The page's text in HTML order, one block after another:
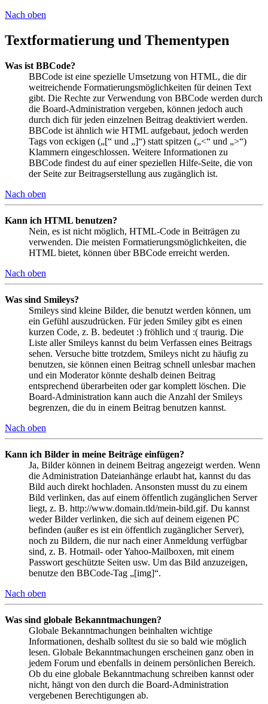
Nach oben
Textformatierung und Thementypen
Was ist BBCode?
BBCode ist eine spezielle Umsetzung von HTML, die dir
weitreichende Formatierungsmöglichkeiten für deinen Text
gibt. Die Rechte zur Verwendung von BBCode werden durch
die Board-Administration vergeben, können jedoch auch
durch dich für jeden einzelnen Beitrag deaktiviert werden.
BBCode ist ähnlich wie HTML aufgebaut, jedoch werden
Tags von eckigen („[“ und „]“) statt spitzen („<“ und „>“)
Klammern eingeschlossen. Weitere Informationen zu
BBCode findest du auf einer speziellen Hilfe-Seite, die von
der Seite zur Beitragserstellung aus zugänglich ist.
Nach oben
Kann ich HTML benutzen?
Nein, es ist nicht möglich, HTML-Code in Beiträgen zu
verwenden. Die meisten Formatierungsmöglichkeiten, die
HTML bietet, können über BBCode erreicht werden.
Nach oben
Was sind Smileys?
Smileys sind kleine Bilder, die benutzt werden können, um
ein Gefühl auszudrücken. Für jeden Smiley gibt es einen
kurzen Code, z. B. bedeutet :) fröhlich und :( traurig. Die
Liste aller Smileys kannst du beim Verfassen eines Beitrags
sehen. Versuche bitte trotzdem, Smileys nicht zu häufig zu
benutzen, sie können einen Beitrag schnell unlesbar machen
und ein Moderator könnte deshalb deinen Beitrag
entsprechend überarbeiten oder gar komplett löschen. Die
Board-Administration kann auch die Anzahl der Smileys
begrenzen, die du in einem Beitrag benutzen kannst.
Nach oben
Kann ich Bilder in meine Beiträge einfügen?
Ja, Bilder können in deinem Beitrag angezeigt werden. Wenn
die Administration Dateianhänge erlaubt hat, kannst du das
Bild auch direkt hochladen. Ansonsten musst du zu einem
Bild verlinken, das auf einem öffentlich zugänglichen Server
liegt, z. B. http://www.domain.tld/mein-bild.gif. Du kannst
weder Bilder verlinken, die sich auf deinem eigenen PC
befinden (außer es ist ein öffentlich zugänglicher Server),
noch zu Bildern, die nur nach einer Anmeldung verfügbar
sind, z. B. Hotmail- oder Yahoo-Mailboxen, mit einem
Passwort geschützte Seiten usw. Um das Bild anzuzeigen,
benutze den BBCode-Tag „[img]“.
Nach oben
Was sind globale Bekanntmachungen?
Globale Bekanntmachungen beinhalten wichtige
Informationen, deshalb solltest du sie so bald wie möglich
lesen. Globale Bekanntmachungen erscheinen ganz oben in
jedem Forum und ebenfalls in deinem persönlichen Bereich.
Ob du eine globale Bekanntmachung schreiben kannst oder
nicht, hängt von den durch die Board-Administration
vergebenen Berechtigungen ab.